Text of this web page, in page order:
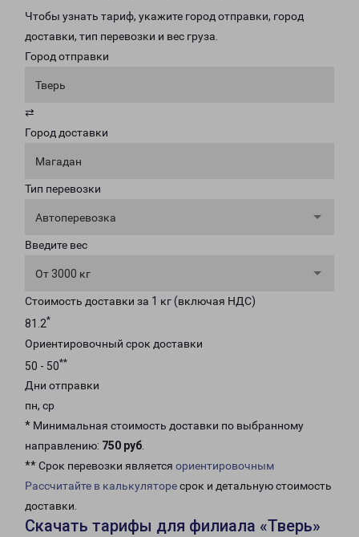
Чтобы узнать тариф, укажите город отправки, город
доставки, тип перевозки и вес груза.
Город отправки
Тверь
⇄
Город доставки
Магадан
Тип перевозки
Автоперевозка
Введите вес
От 3000 кг
Стоимость доставки за 1 кг (включая НДС)
81.2*
Ориентировочный срок доставки
50 - 50**
Дни отправки
пн, ср
* Минимальная стоимость доставки по выбранному
направлению: 750 руб.
** Срок перевозки является ориентировочным
Рассчитайте в калькуляторесрок и детальную стоимость
доставки.
Скачать тарифы для филиала «Тверь»